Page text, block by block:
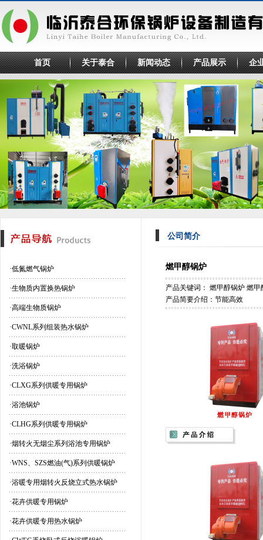
首页 关于泰合 新闻动态 产品展示 企
·低氮燃气锅炉
·生物质内置换热锅炉
·高端生物质锅炉
·CWNL系列组装热水锅炉
·取暖锅炉
·洗浴锅炉
·CLXG系列供暖专用锅炉
·浴池锅炉
·CLHG系列供暖专用锅炉
·烟转火无烟尘系列浴池专用锅炉
·WNS、SZS燃油(气)系列供暖锅炉
·浴暖专用烟转火反烧立式热水锅炉
·花卉供暖专用锅炉
·花卉供暖专用热水锅炉
公司简介
燃甲醇锅炉
产品关键词： 燃甲醇锅炉 燃
产品简要介绍：节能高效